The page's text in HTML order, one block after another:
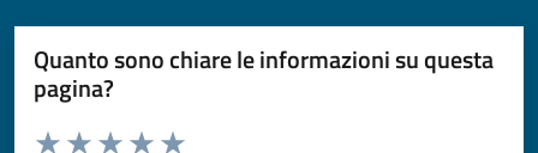
Quanto sono chiare le informazioni su questa
pagina?
Valuta da 1 a 5 stelle la pagina